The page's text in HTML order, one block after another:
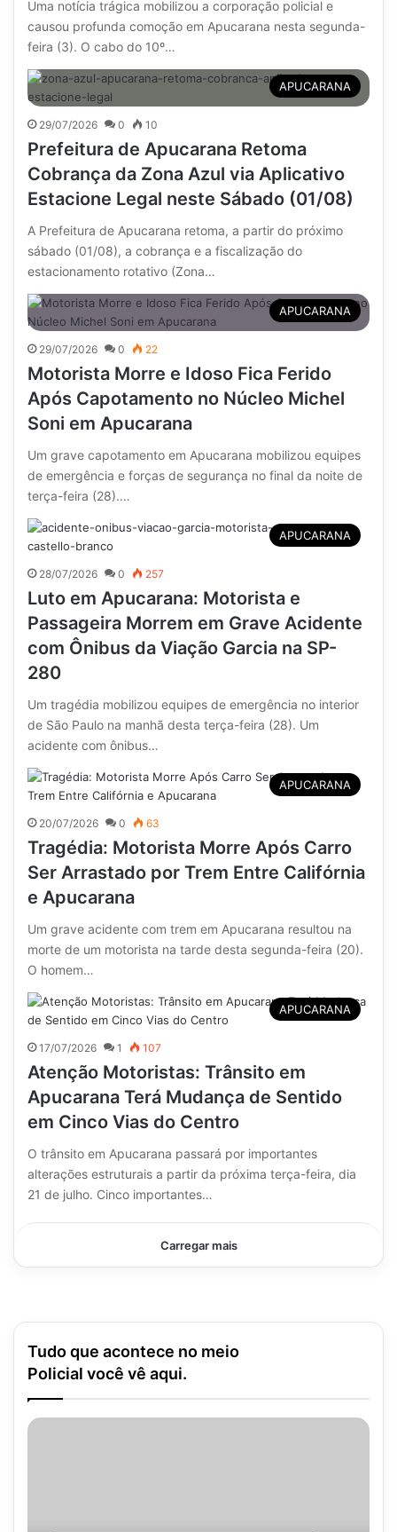
Uma notícia trágica mobilizou a corporação policial e
causou profunda comoção em Apucarana nesta segunda-
feira (3). O cabo do 10º…
APUCARANA
29/07/2026 0 10
Prefeitura de Apucarana Retoma
Cobrança da Zona Azul via Aplicativo
Estacione Legal neste Sábado (01/08)
A Prefeitura de Apucarana retoma, a partir do próximo
sábado (01/08), a cobrança e a fiscalização do
estacionamento rotativo (Zona…
APUCARANA
29/07/2026 0 22
Motorista Morre e Idoso Fica Ferido
Após Capotamento no Núcleo Michel
Soni em Apucarana
Um grave capotamento em Apucarana mobilizou equipes
de emergência e forças de segurança no final da noite de
terça-feira (28).…
APUCARANA
28/07/2026 0 257
Luto em Apucarana: Motorista e
Passageira Morrem em Grave Acidente
com Ônibus da Viação Garcia na SP-
280
Um tragédia mobilizou equipes de emergência no interior
de São Paulo na manhã desta terça-feira (28). Um
acidente com ônibus…
APUCARANA
20/07/2026 0 63
Tragédia: Motorista Morre Após Carro
Ser Arrastado por Trem Entre Califórnia
e Apucarana
Um grave acidente com trem em Apucarana resultou na
morte de um motorista na tarde desta segunda-feira (20).
O homem…
APUCARANA
17/07/2026 1 107
Atenção Motoristas: Trânsito em
Apucarana Terá Mudança de Sentido
em Cinco Vias do Centro
O trânsito em Apucarana passará por importantes
alterações estruturais a partir da próxima terça-feira, dia
21 de julho. Cinco importantes…
Carregar mais
Tudo que acontece no meio
Policial você vê aqui.